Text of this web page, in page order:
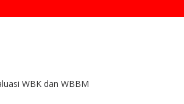
WBK dan WBBM